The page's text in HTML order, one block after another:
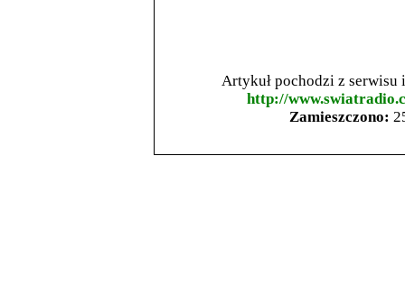
Artykuł pochodzi z
http://
Zamieszczono: